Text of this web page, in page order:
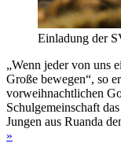
Einladung der
„Wenn jeder von uns
Große bewegen“, so
vorweihnachtlichen
Schulgemeinschaft
Jungen aus Ruanda
»